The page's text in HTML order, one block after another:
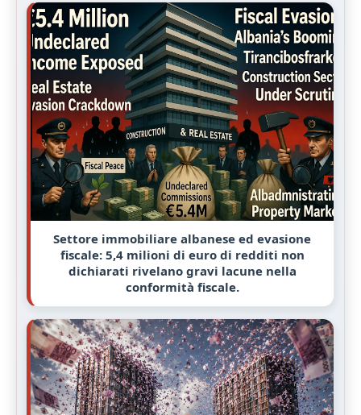
Settore immobiliare albanese ed evasione
fiscale: 5,4 milioni di euro di redditi non
dichiarati rivelano gravi lacune nella
conformità fiscale.